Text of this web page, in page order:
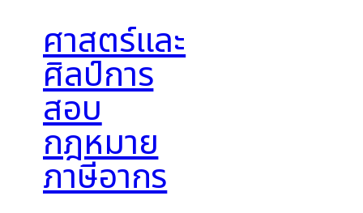
ศาสตร์และ
ศิลป์การ
สอบ
กฎหมาย
ภาษีอากร